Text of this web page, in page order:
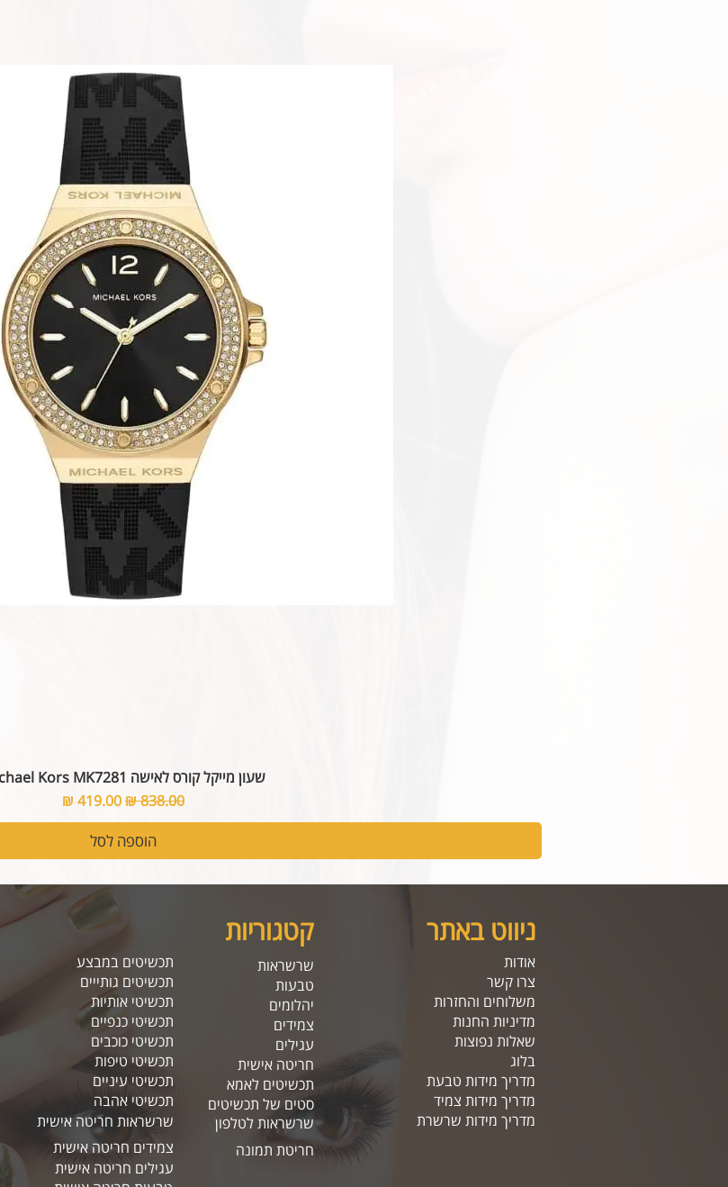
שעון מייקל קורס לאישה Michael Kors MK7281
מחיר רגיל מחיר מבצע
הוספה לסל
קטגוריות ניווט באתר
שרשראות
טבעות
יהלומים
צמידים
עגילים
חריטה אישית
תכשיטים לאמא
סטים של תכשיטים
תכשיטים במבצע
תכשיטים גותייים
תכשיטי אותיות
תכשיטי כנפיים
תכשיטי כוכבים
תכשיטי טיפות
תכשיטי עיניים
תכשיטי אהבה
שרשראות חריטה אישית
צמידים חריטה אישית
שרשראות לטלפון
אודות
צרו קשר
משלוחים והחזרות
מדיניות החנות
שאלות נפוצות
בלוג
מדריך מידות טבעת
מדריך מידות צמיד
מדריך מידות שרשרת
עגילים חריטה אישית
חריטת תמונה